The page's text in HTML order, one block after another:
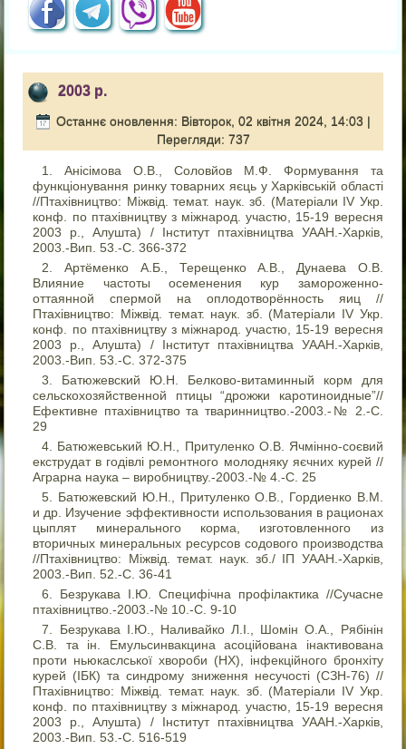
2003 р.
Останнє оновлення: Вівторок, 02 квітня 2024, 14:03 |
Перегляди: 737
Анісімова О.В., Соловйов М.Ф. Формування та
функціонування ринку товарних яєць у Харківській області
//Птахівництво: Міжвід. темат. наук. зб. (Матеріали IV Укр.
конф. по птахівництву з міжнарод. участю, 15-19 вересня
2003 р., Алушта) / Інститут птахівництва УААН.-Харків,
2003.-Вип. 53.-C. 366-372
Артёменко А.Б., Терещенко А.В., Дунаева О.В.
Влияние частоты осеменения кур замороженно-
оттаянной спермой на оплодотворённость яиц //
Птахівництво: Міжвід. темат. наук. зб. (Матеріали IV Укр.
конф. по птахівництву з міжнарод. участю, 15-19 вересня
2003 р., Алушта) / Інститут птахівництва УААН.-Харків,
2003.-Вип. 53.-С. 372-375
Батюжевский Ю.Н. Белково-витаминный корм для
сельскохозяйственной птицы “дрожжи каротиноидные”//
Ефективне птахівництво та тваринництво.-2003.-№ 2.-С.
29
Батюжевський Ю.Н., Притуленко О.В. Ячмінно-соєвий
екструдат в годівлі ремонтного молодняку яєчних курей //
Аграрна наука – виробництву.-2003.-№ 4.-С. 25
Батюжевский Ю.Н., Притуленко О.В., Гордиенко В.М.
и др. Изучение эффективности использования в рационах
цыплят минерального корма, изготовленного из
вторичных минеральных ресурсов содового производства
//Птахівництво: Міжвід. темат. наук. зб./ ІП УААН.-Харків,
2003.-Вип. 52.-С. 36-41
Безрукава І.Ю. Специфічна профілактика //Сучасне
птахівництво.-2003.-№ 10.-С. 9-10
Безрукава І.Ю., Наливайко Л.І., Шомін О.А., Рябінін
С.В. та ін. Емульсинвакцина асоційована інактивована
проти ньюкаслської хвороби (НХ), інфекційного бронхіту
курей (ІБК) та синдрому зниження несучості (СЗН-76) //
Птахівництво: Міжвід. темат. наук. зб. (Матеріали IV Укр.
конф. по птахівництву з міжнарод. участю, 15-19 вересня
2003 р., Алушта) / Інститут птахівництва УААН.-Харків,
2003.-Вип. 53.-С. 516-519